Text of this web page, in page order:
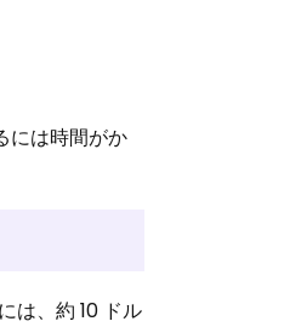
には時間がか
は、約 10 ドル